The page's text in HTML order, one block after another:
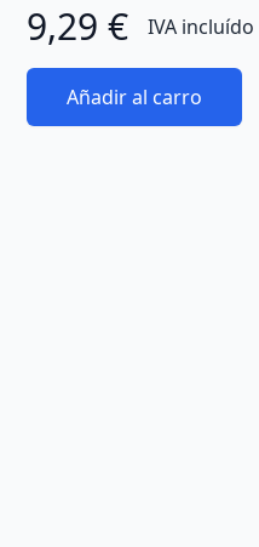
9,29 € IVA incluído
Añadir al carro